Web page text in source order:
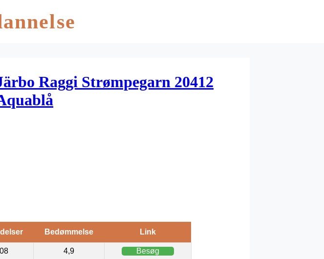
Raggi Strømpegarn 20412
Bedømmelse Link
4,9 Besøg